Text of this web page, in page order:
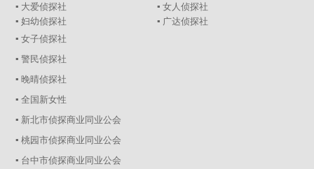
▪ 大爱侦探社
▪ 女人侦探社
▪ 妇幼侦探社
▪ 广达侦探社
▪ 女子侦探社
▪ 警民侦探社
▪ 晚晴侦探社
▪ 全国新女性
▪ 新北市侦探商业同业公会
▪ 桃园市侦探商业同业公会
▪ 台中市侦探商业同业公会